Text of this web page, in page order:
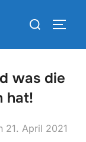
Suchen
was die
hat!
Veröffentlicht
21. April 2021